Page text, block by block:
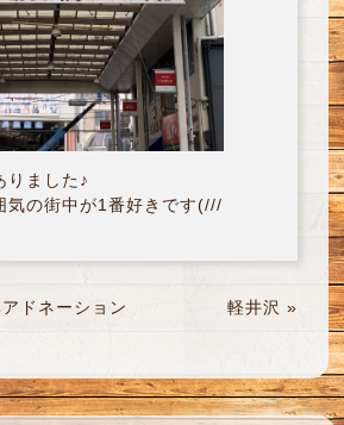
りました♪
気の街中が1番好きです(///
ドネーション 軽井沢 »